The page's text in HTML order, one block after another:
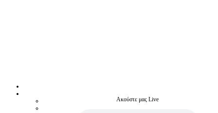
Ακούστε μας Live